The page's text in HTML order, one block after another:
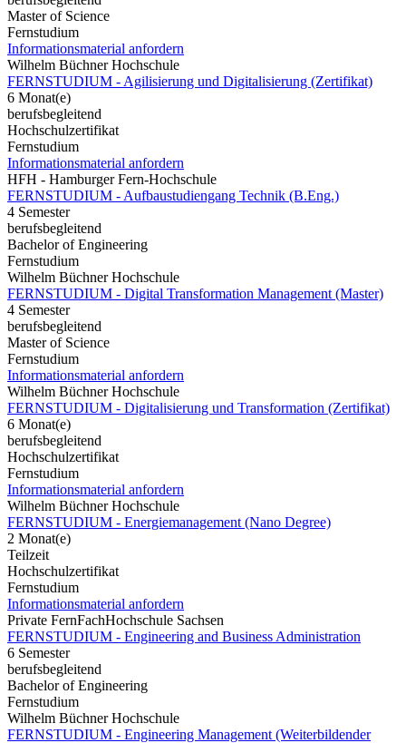
Master of Science
Fernstudium
Informationsmaterial anfordern
Wilhelm Büchner Hochschule
FERNSTUDIUM - Agilisierung und Digitalisierung (Zertifikat)
6 Monat(e)
berufsbegleitend
Hochschulzertifikat
Fernstudium
Informationsmaterial anfordern
HFH - Hamburger Fern-Hochschule
FERNSTUDIUM - Aufbaustudiengang Technik (B.Eng.)
4 Semester
berufsbegleitend
Bachelor of Engineering
Fernstudium
Wilhelm Büchner Hochschule
FERNSTUDIUM - Digital Transformation Management (Master)
4 Semester
berufsbegleitend
Master of Science
Fernstudium
Informationsmaterial anfordern
Wilhelm Büchner Hochschule
FERNSTUDIUM - Digitalisierung und Transformation (Zertifikat)
6 Monat(e)
berufsbegleitend
Hochschulzertifikat
Fernstudium
Informationsmaterial anfordern
Wilhelm Büchner Hochschule
FERNSTUDIUM - Energiemanagement (Nano Degree)
2 Monat(e)
Teilzeit
Hochschulzertifikat
Fernstudium
Informationsmaterial anfordern
Private FernFachHochschule Sachsen
FERNSTUDIUM - Engineering and Business Administration
6 Semester
berufsbegleitend
Bachelor of Engineering
Fernstudium
Wilhelm Büchner Hochschule
FERNSTUDIUM - Engineering Management (Weiterbildender